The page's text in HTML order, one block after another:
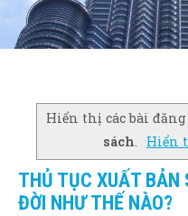
Hiển thị các bài
sách. Hiển
THỦ TỤC XUẤT BẢN
ĐỜI NHƯ THẾ NÀO?